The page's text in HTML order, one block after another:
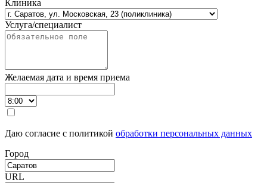
Клиника
Услуга/специалист
Желаемая дата и время приема
Даю согласие с политикой обработки персональных данных
Город
URL